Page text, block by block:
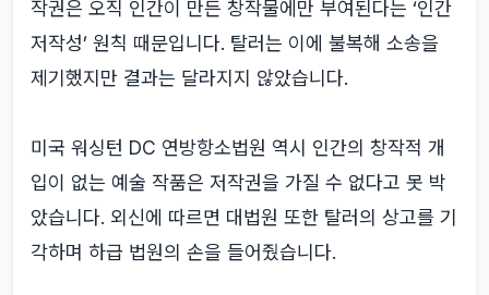
작권은 오직 인간이 만든 창작물에만 부여된다는 ‘인간
저작성’ 원칙 때문입니다. 탈러는 이에 불복해 소송을
제기했지만 결과는 달라지지 않았습니다.
미국 워싱턴 DC 연방항소법원 역시 인간의 창작적 개
입이 없는 예술 작품은 저작권을 가질 수 없다고 못 박
았습니다. 외신에 따르면 대법원 또한 탈러의 상고를 기
각하며 하급 법원의 손을 들어줬습니다.